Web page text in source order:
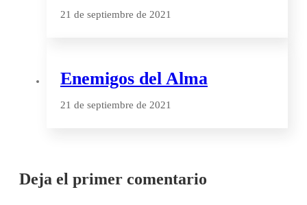
21 de septiembre de 2021
Enemigos del Alma
21 de septiembre de 2021
Deja el primer comentario